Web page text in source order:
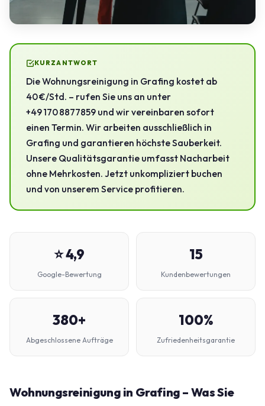
KURZANTWORT
Die Wohnungsreinigung in Grafing kostet ab
40 €/Std. – rufen Sie uns an unter
+49 170 8877859 und wir vereinbaren sofort
einen Termin. Wir arbeiten ausschließlich in
Grafing und garantieren höchste Sauberkeit.
Unsere Qualitätsgarantie umfasst Nacharbeit
ohne Mehrkosten. Jetzt unkompliziert buchen
und von unserem Service profitieren.
⭐ 4,9
Google-Bewertung
15
Kundenbewertungen
380+
Abgeschlossene Aufträge
100%
Zufriedenheitsgarantie
Wohnungsreinigung in Grafing – Was Sie